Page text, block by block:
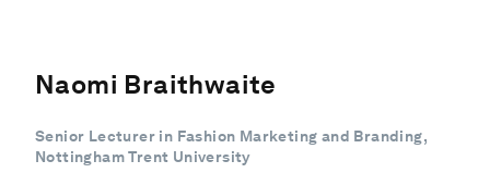
Naomi Braithwaite
Senior Lecturer in Fashion Marketing and Branding,
Nottingham Trent University